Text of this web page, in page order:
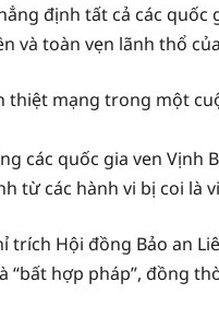
định tất cả các
và toàn vẹn lãnh thổ
thiệt mạng trong một
các quốc gia ven Vịnh
từ các hành vi bị coi là
trích Hội đồng Bảo an
“bất hợp pháp”, đồng